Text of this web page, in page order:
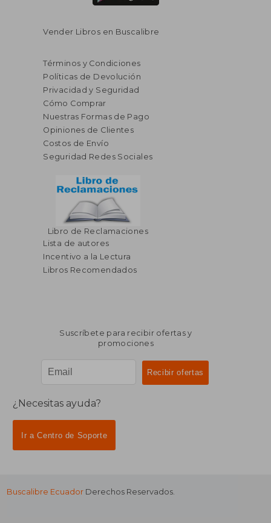
Vender Libros en Buscalibre
Términos y Condiciones
Políticas de Devolución
Privacidad y Seguridad
Cómo Comprar
Nuestras Formas de Pago
Opiniones de Clientes
Costos de Envío
Seguridad Redes Sociales
Libro de Reclamaciones
Lista de autores
Incentivo a la Lectura
Libros Recomendados
Suscríbete para recibir ofertas y
promociones
¿Necesitas ayuda?
Ir a Centro de Soporte
Buscalibre Ecuador Derechos Reservados.